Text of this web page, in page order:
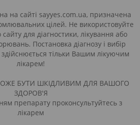
на сайті sayyes.com.ua, призначена
цілей. Не використовуйте
для діагностики, лікування або
Постановка діагнозу і вибір
тільки Вашим лікуючим
лікарем!
БУТИ ШКІДЛИВИМ ДЛЯ ВАШОГО
ЗДОРОВ'Я
препарату проконсультуйтесь з
лікарем